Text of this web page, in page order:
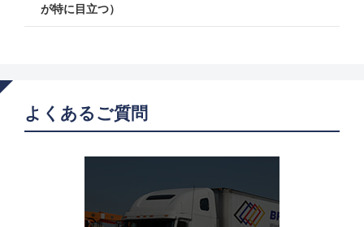
が特に目立つ）
よくあるご質問